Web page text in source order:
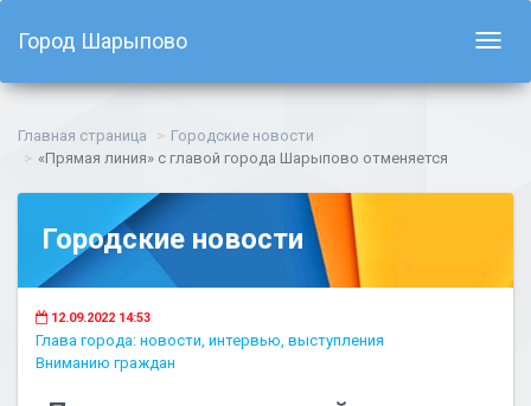
Город Шарыпово
Главная страница
Городские новости
«Прямая линия» с главой города Шарыпово отменяется
Городские новости
12.09.2022 14:53
Глава города: новости, интервью, выступления
Вниманию граждан